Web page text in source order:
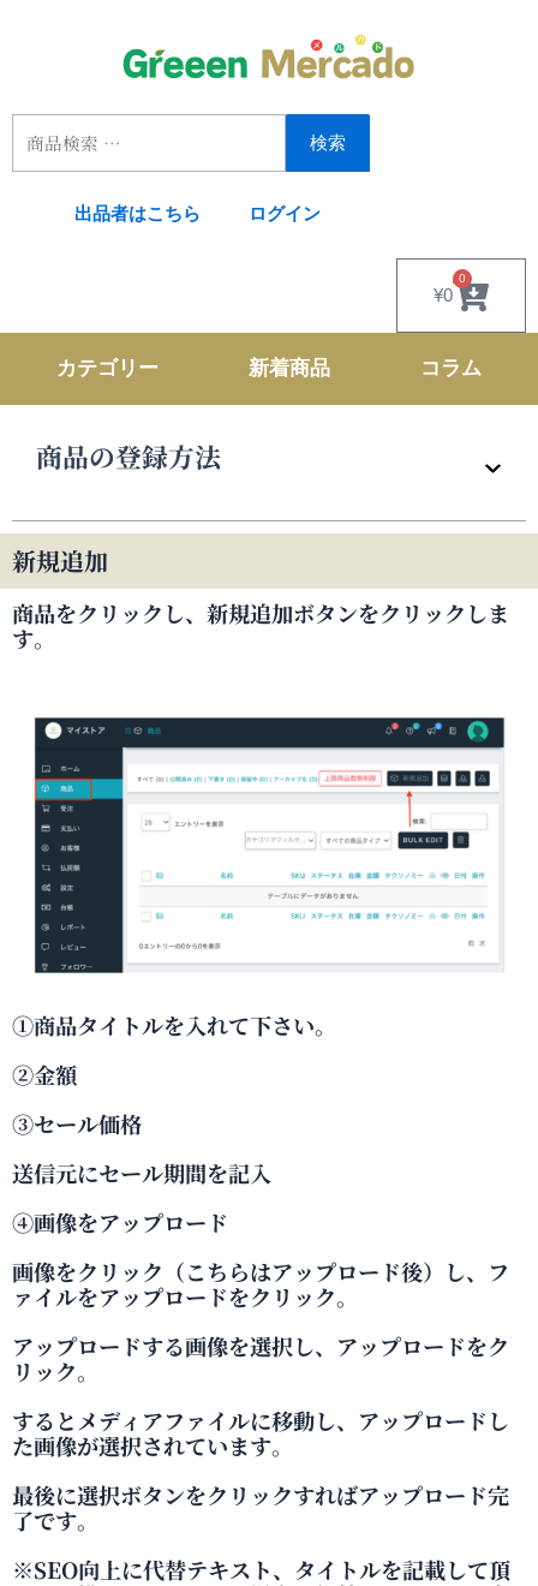
検索
出品者はこちら ログイン
¥0
0
Cart
カテゴリー 新着商品 コラム
商品の登録方法
新規追加
商品をクリックし、新規追加ボタンをクリックしま
す。
①商品タイトルを入れて下さい。
②金額
③セール価格
送信元にセール期間を記入
④画像をアップロード
画像をクリック（こちらはアップロード後）し、フ
ァイルをアップロードをクリック。
アップロードする画像を選択し、アップロードをク
リック。
するとメディアファイルに移動し、アップロードし
た画像が選択されています。
最後に選択ボタンをクリックすればアップロード完
了です。
※SEO向上に代替テキスト、タイトルを記載して頂